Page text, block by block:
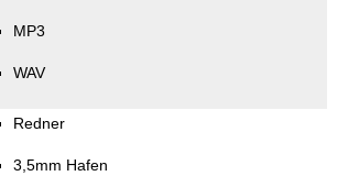
MP3
WAV
Redner
3,5mm Hafen